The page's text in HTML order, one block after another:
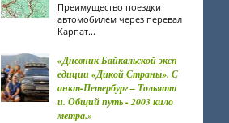
Преимущество поездки
автомобилем через перевал
Карпат...
«Дневник Байкальской эксп
едиции «Дикой Страны». С
анкт-Петербург – Тольятт
и. Общий путь - 2003 кило
метра.»